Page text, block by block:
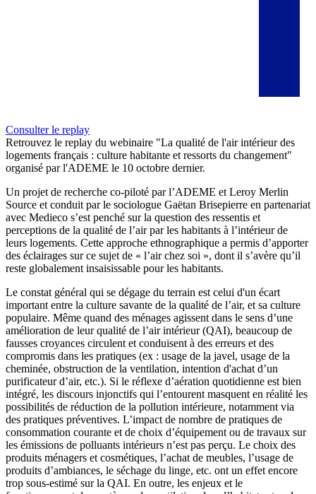
Consulter le replay
Retrouvez le replay du webinaire "La qualité de l'air intérieur des
logements français : culture habitante et ressorts du changement"
organisé par l'ADEME le 10 octobre dernier.
Un projet de recherche co-piloté par l’ADEME et Leroy Merlin
Source et conduit par le sociologue Gaëtan Brisepierre en partenariat
avec Medieco s’est penché sur la question des ressentis et
perceptions de la qualité de l’air par les habitants à l’intérieur de
leurs logements. Cette approche ethnographique a permis d’apporter
des éclairages sur ce sujet de « l’air chez soi », dont il s’avère qu’il
reste globalement insaisissable pour les habitants.
Le constat général qui se dégage du terrain est celui d'un écart
important entre la culture savante de la qualité de l’air, et sa culture
populaire. Même quand des ménages agissent dans le sens d’une
amélioration de leur qualité de l’air intérieur (QAI), beaucoup de
fausses croyances circulent et conduisent à des erreurs et des
compromis dans les pratiques (ex : usage de la javel, usage de la
cheminée, obstruction de la ventilation, intention d'achat d’un
purificateur d’air, etc.). Si le réflexe d’aération quotidienne est bien
intégré, les discours injonctifs qui l’entourent masquent en réalité les
possibilités de réduction de la pollution intérieure, notamment via
des pratiques préventives. L’impact de nombre de pratiques de
consommation courante et de choix d’équipement ou de travaux sur
les émissions de polluants intérieurs n’est pas perçu. Le choix des
produits ménagers et cosmétiques, l’achat de meubles, l’usage de
produits d’ambiances, le séchage du linge, etc. ont un effet encore
trop sous-estimé sur la QAI. En outre, les enjeux et le